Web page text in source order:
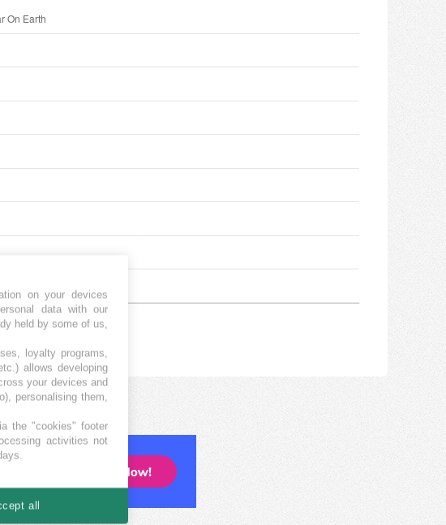
on your devices
data with our
held by some of us,
loyalty programs,
allows developing
your devices and
personalising them,
the "cookies" footer
activities not
all